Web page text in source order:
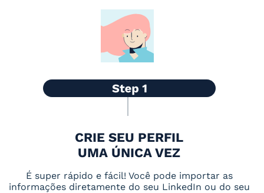
CRIE SEU PERFIL
UMA ÚNICA VEZ
É super rápido e fácil! Você pode importar as
informações diretamente do seu LinkedIn ou do seu